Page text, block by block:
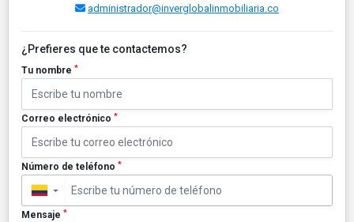
administrador@inverglobalinmobiliaria.co
¿Prefieres que te contactemos?
Tu nombre *
Correo electrónico *
Número de teléfono *
▼
Mensaje *